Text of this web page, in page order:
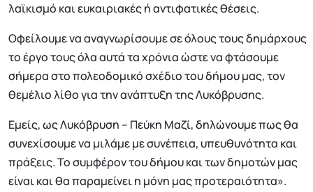
λαϊκισμό και ευκαιριακές ή αντιφατικές θέσεις.
Οφείλουμε να αναγνωρίσουμε σε όλους τους δημάρχους
το έργο τους όλα αυτά τα χρόνια ώστε να φτάσουμε
σήμερα στο πολεοδομικό σχέδιο του δήμου μας, τον
θεμέλιο λίθο για την ανάπτυξη της Λυκόβρυσης.
Εμείς, ως Λυκόβρυση – Πεύκη Μαζί, δηλώνουμε πως θα
συνεχίσουμε να μιλάμε με συνέπεια, υπευθυνότητα και
πράξεις. Το συμφέρον του δήμου και των δημοτών μας
είναι και θα παραμείνει η μόνη μας προτεραιότητα».